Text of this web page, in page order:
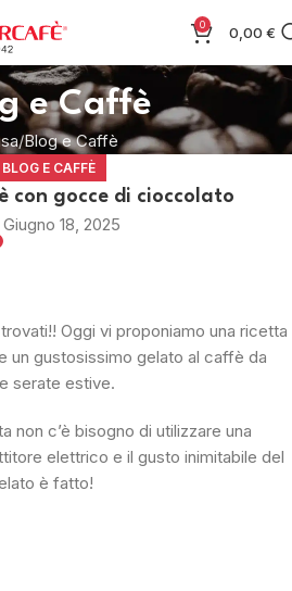
0 0,00 €
e Caffè
Blog e Caffè
BLOG E CAFFÈ
con gocce di cioccolato
18, 2025
Oggi vi proponiamo una ricetta
un gustosissimo gelato al caffè da
serate estive.
non c’è bisogno di utilizzare una
elettrico e il gusto inimitabile del
è fatto!